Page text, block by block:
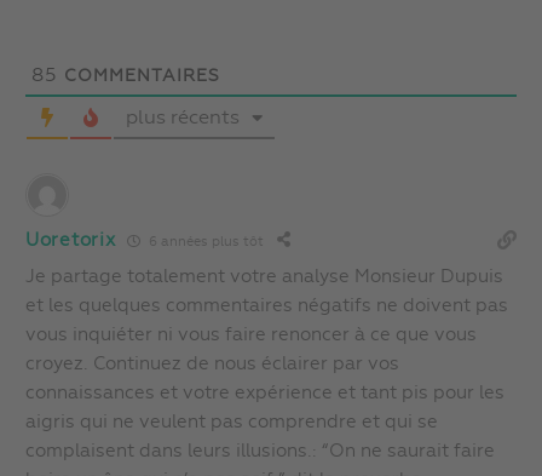
85 COMMENTAIRES
plus récents
Uoretorix 6 années plus tôt
Je partage totalement votre analyse Monsieur Dupuis
et les quelques commentaires négatifs ne doivent pas
vous inquiéter ni vous faire renoncer à ce que vous
croyez. Continuez de nous éclairer par vos
connaissances et votre expérience et tant pis pour les
aigris qui ne veulent pas comprendre et qui se
complaisent dans leurs illusions.: “On ne saurait faire